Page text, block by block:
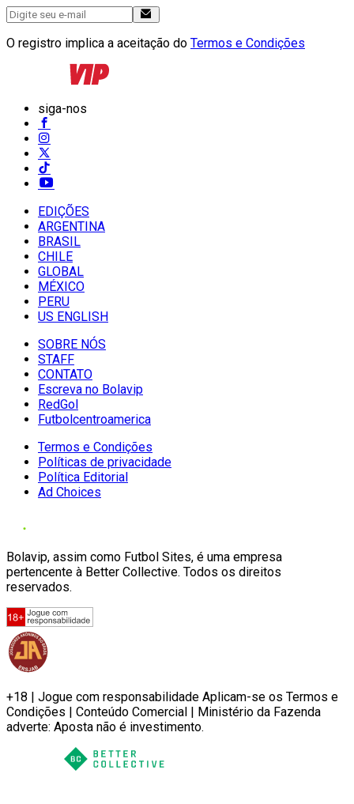
O registro implica a aceitação do Termos e Condições
siga-nos
EDIÇÕES
ARGENTINA
BRASIL
CHILE
GLOBAL
MÉXICO
PERU
US ENGLISH
SOBRE NÓS
STAFF
CONTATO
Escreva no Bolavip
RedGol
Futbolcentroamerica
Termos e Condições
Políticas de privacidade
Política Editorial
Ad Choices
Bolavip, assim como Futbol Sites, é uma empresa
pertencente à Better Collective. Todos os direitos
reservados.
+18 | Jogue com responsabilidade Aplicam-se os Termos e
Condições | Conteúdo Comercial | Ministério da Fazenda
adverte: Aposta não é investimento.